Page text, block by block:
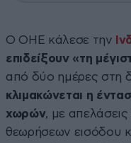
Ο ΟΗΕ κάλεσε την
επιδείξουν «τη
από δύο ημέρες στη
κλιμακώνεται η
χωρών, με
θεωρήσεων εισόδου